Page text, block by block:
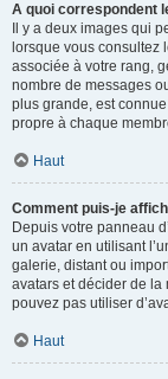
A quoi correspondent
Il y a deux images qui
lorsque vous consultez
associée à votre rang,
nombre de messages
plus grande, est
propre à chaque
Haut
Comment puis-je
Depuis votre panneau
un avatar en utilisant
galerie, distant ou
avatars et décider de la
pouvez pas utiliser
Haut